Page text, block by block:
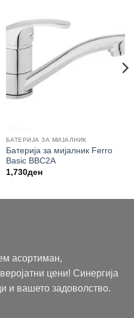
БАТЕРИЈА ЗА МИЈАЛНИК
Батерија за мијалник Ferro
Basic BBC2A
1,730ден
асортиман,
цени! Синергија
и вашето задоволство.